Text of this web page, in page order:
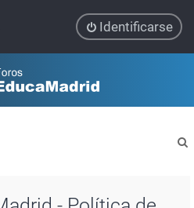
Identificarse